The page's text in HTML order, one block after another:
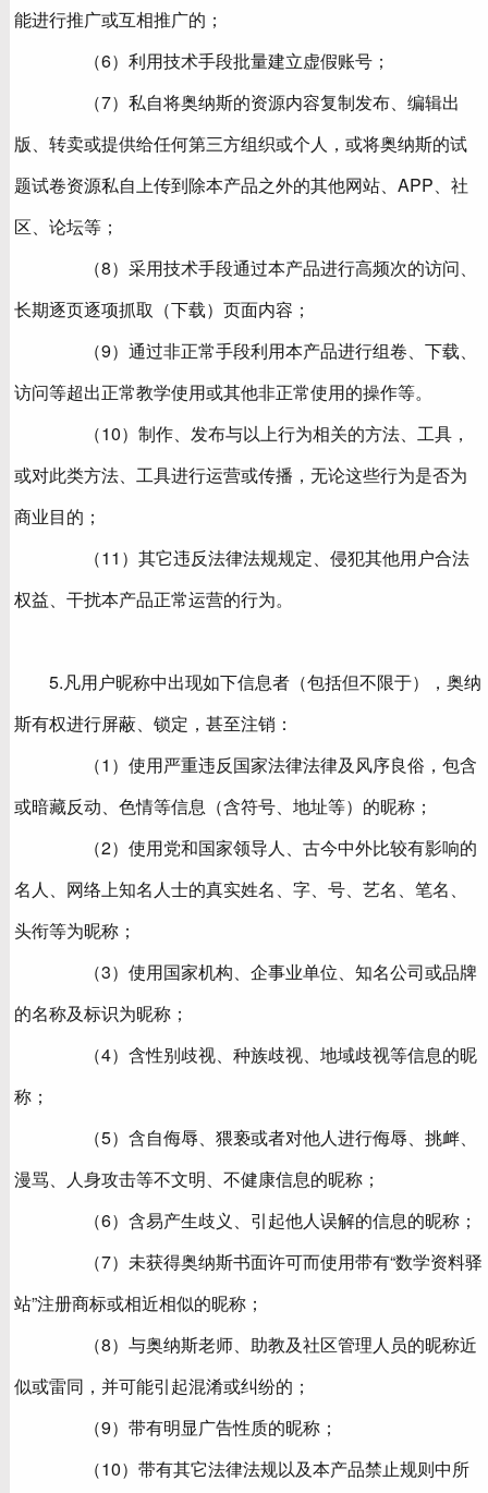
能进行推广或互相推广的；
（6）利用技术手段批量建立虚假账号；
（7）私自将奥纳斯的资源内容复制发布、编辑出
版、转卖或提供给任何第三方组织或个人，或将奥纳斯的试
题试卷资源私自上传到除本产品之外的其他网站、APP、社
区、论坛等；
（8）采用技术手段通过本产品进行高频次的访问、
长期逐页逐项抓取（下载）页面内容；
（9）通过非正常手段利用本产品进行组卷、下载、
访问等超出正常教学使用或其他非正常使用的操作等。
（10）制作、发布与以上行为相关的方法、工具，
或对此类方法、工具进行运营或传播，无论这些行为是否为
商业目的；
（11）其它违反法律法规规定、侵犯其他用户合法
权益、干扰本产品正常运营的行为。
5.凡用户昵称中出现如下信息者（包括但不限于），奥纳
斯有权进行屏蔽、锁定，甚至注销：
（1）使用严重违反国家法律法律及风序良俗，包含
或暗藏反动、色情等信息（含符号、地址等）的昵称；
（2）使用党和国家领导人、古今中外比较有影响的
名人、网络上知名人士的真实姓名、字、号、艺名、笔名、
头衔等为昵称；
（3）使用国家机构、企事业单位、知名公司或品牌
的名称及标识为昵称；
（4）含性别歧视、种族歧视、地域歧视等信息的昵
称；
（5）含自侮辱、猥亵或者对他人进行侮辱、挑衅、
漫骂、人身攻击等不文明、不健康信息的昵称；
（6）含易产生歧义、引起他人误解的信息的昵称；
（7）未获得奥纳斯书面许可而使用带有“数学资料驿
站”注册商标或相近相似的昵称；
（8）与奥纳斯老师、助教及社区管理人员的昵称近
似或雷同，并可能引起混淆或纠纷的；
（9）带有明显广告性质的昵称；
（10）带有其它法律法规以及本产品禁止规则中所